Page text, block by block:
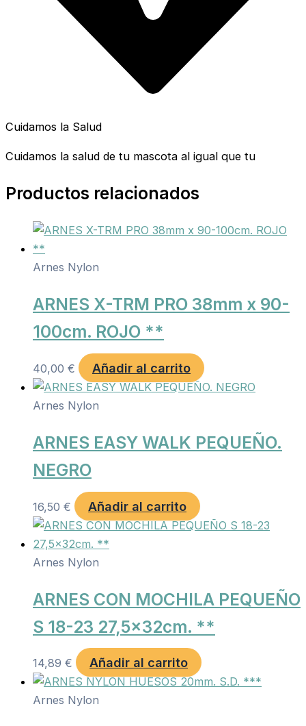
Cuidamos la Salud
Cuidamos la salud de tu mascota al igual que tu
Productos relacionados
Arnes Nylon
ARNES X-TRM PRO 38mm x 90-
100cm. ROJO **
40,00 € Añadir al carrito
Arnes Nylon
ARNES EASY WALK PEQUEÑO.
NEGRO
16,50 € Añadir al carrito
Arnes Nylon
ARNES CON MOCHILA PEQUEÑO
S 18-23 27,5x32cm. **
14,89 € Añadir al carrito
Arnes Nylon